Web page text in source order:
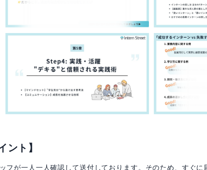
ント】
ッフが一人一人確認して送付しております。そのため、すぐ